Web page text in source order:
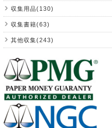
収集用品(130)
収集書籍(63)
其他収集(243)